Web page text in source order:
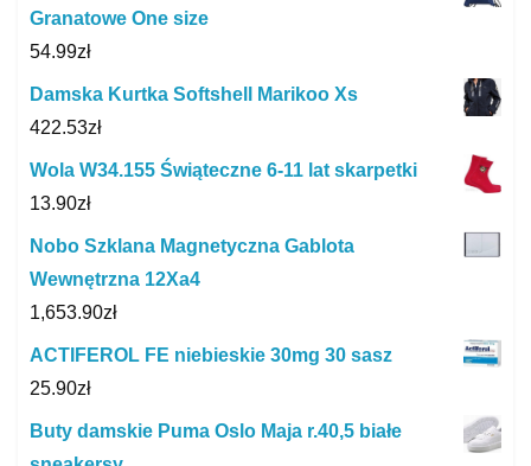
Granatowe One size
54.99zł
Damska Kurtka Softshell Marikoo Xs
422.53zł
Wola W34.155 Świąteczne 6-11 lat skarpetki
13.90zł
Nobo Szklana Magnetyczna Gablota
Wewnętrzna 12Xa4
1,653.90zł
ACTIFEROL FE niebieskie 30mg 30 sasz
25.90zł
Buty damskie Puma Oslo Maja r.40,5 białe